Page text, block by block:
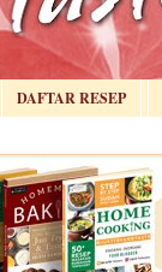
DAFTAR RESEP